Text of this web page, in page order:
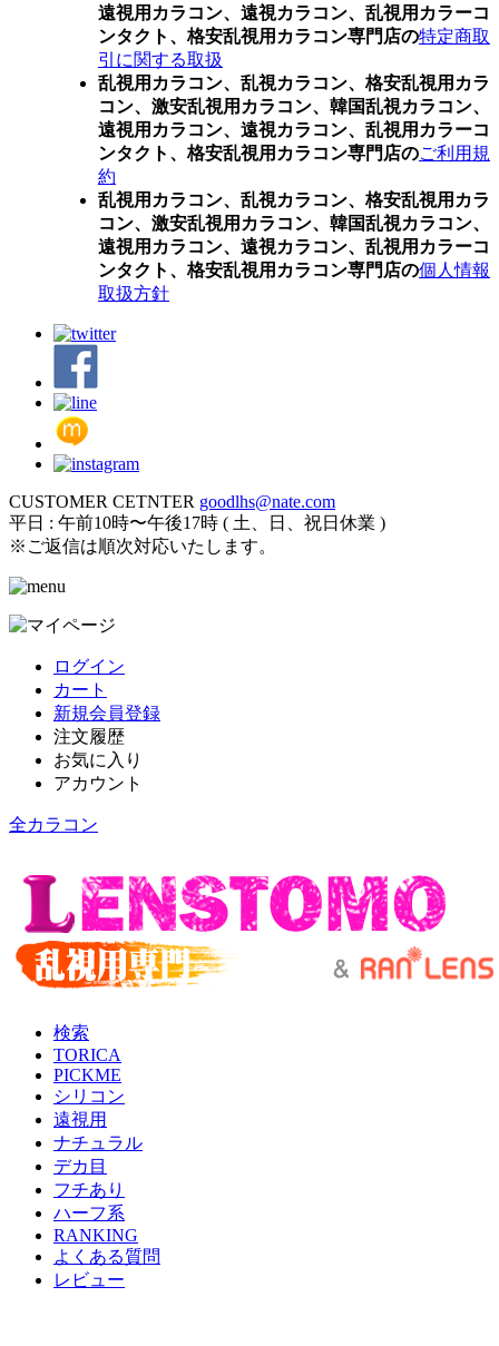
遠視用カラコン、遠視カラコン、乱視用カラーコ
ンタクト、格安乱視用カラコン専門店の特定商取
引に関する取扱
乱視用カラコン、乱視カラコン、格安乱視用カラ
コン、激安乱視用カラコン、韓国乱視カラコン、
遠視用カラコン、遠視カラコン、乱視用カラーコ
ンタクト、格安乱視用カラコン専門店のご利用規
約
乱視用カラコン、乱視カラコン、格安乱視用カラ
コン、激安乱視用カラコン、韓国乱視カラコン、
遠視用カラコン、遠視カラコン、乱視用カラーコ
ンタクト、格安乱視用カラコン専門店の個人情報
取扱方針
CUSTOMER CETNTER goodlhs@nate.com
平日 : 午前10時〜午後17時 ( 土、日、祝日休業 )
※ご返信は順次対応いたします。
ログイン
カート
新規会員登録
注文履歴
お気に入り
アカウント
全カラコン
検索
TORICA
PICKME
シリコン
遠視用
ナチュラル
デカ目
フチあり
ハーフ系
RANKING
よくある質問
レビュー